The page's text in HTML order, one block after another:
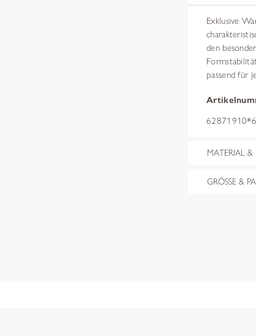
Exklusive
den
passend für
MATERIAL &
GRÖSSE &